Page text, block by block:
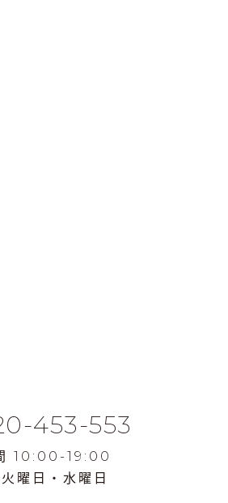
453-553
10:00-19:00
曜日・水曜日